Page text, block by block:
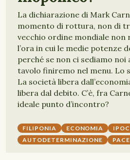
La dichiarazione di Mark
momento di rottura, non di
vecchio ordine mondiale non
l’ora in cui le medie potenze
perché se non ci sediamo
tavolo finiremo nel menu. Lo
La società libera
libera dal debito. C’è, fra
ideale punto d’incontro?
FILIPONIA ECONOMIA
AUTODETERMINAZIONE
PACE